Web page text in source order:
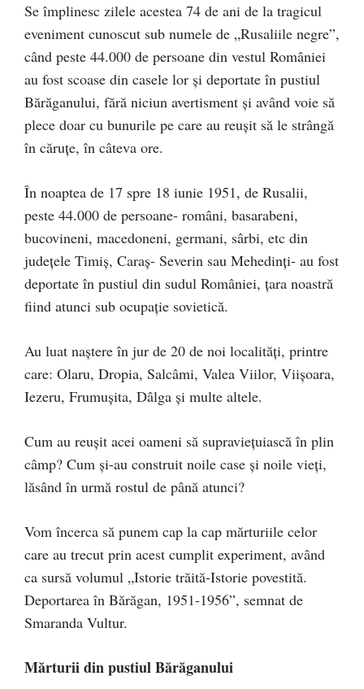
Se împlinesc zilele acestea 74 de ani de la tragicul
eveniment cunoscut sub numele de „Rusaliile negre”,
când peste 44.000 de persoane din vestul României
au fost scoase din casele lor și deportate în pustiul
Bărăganului, fără niciun avertisment și având voie să
plece doar cu bunurile pe care au reușit să le strângă
în căruțe, în câteva ore.
În noaptea de 17 spre 18 iunie 1951, de Rusalii,
peste 44.000 de persoane- români, basarabeni,
bucovineni, macedoneni, germani, sârbi, etc din
județele Timiș, Caraș- Severin sau Mehedinți- au fost
deportate în pustiul din sudul României, țara noastră
fiind atunci sub ocupație sovietică.
Au luat naștere în jur de 20 de noi localități, printre
care: Olaru, Dropia, Salcâmi, Valea Viilor, Viișoara,
Iezeru, Frumușita, Dâlga și multe altele.
Cum au reușit acei oameni să supraviețuiască în plin
câmp? Cum și-au construit noile case și noile vieți,
lăsând în urmă rostul de până atunci?
Vom încerca să punem cap la cap mărturiile celor
care au trecut prin acest cumplit experiment, având
ca sursă volumul „Istorie trăită-Istorie povestită.
Deportarea în Bărăgan, 1951-1956”, semnat de
Smaranda Vultur.
Mărturii din pustiul Bărăganului